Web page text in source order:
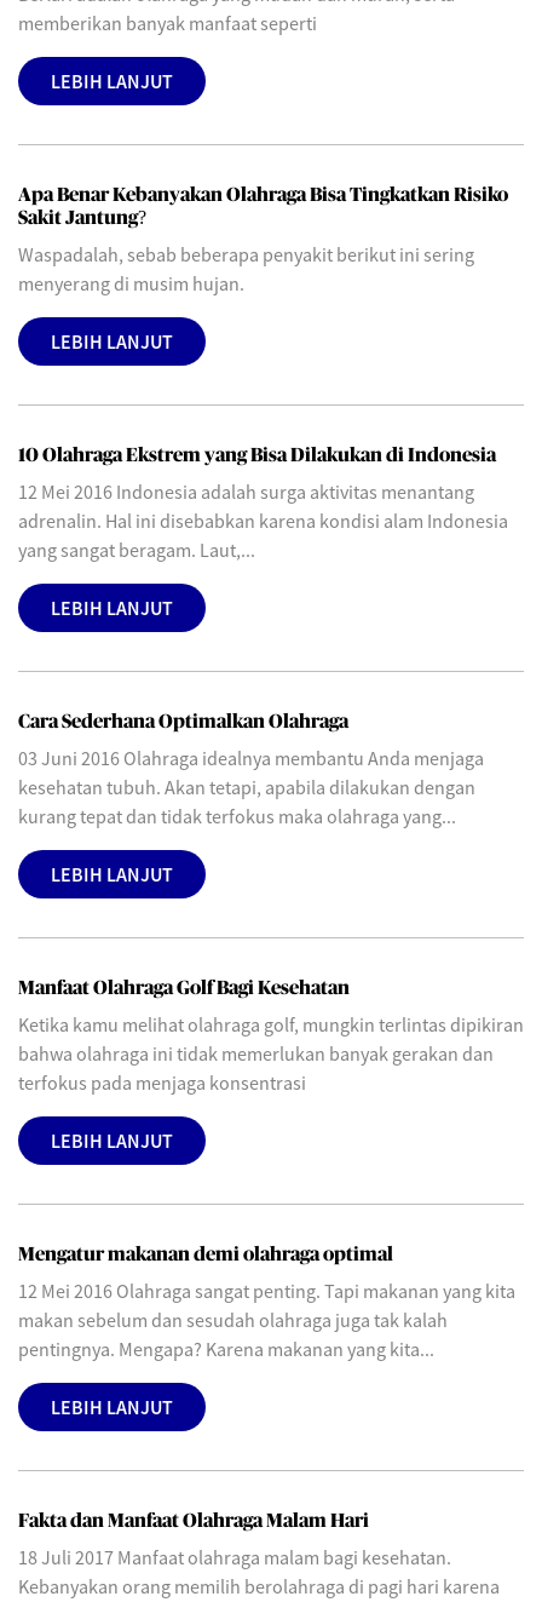
memberikan banyak manfaat seperti
LEBIH LANJUT
Apa Benar Kebanyakan Olahraga Bisa Tingkatkan Risiko
Sakit Jantung?
Waspadalah, sebab beberapa penyakit berikut ini sering
menyerang di musim hujan.
LEBIH LANJUT
10 Olahraga Ekstrem yang Bisa Dilakukan di Indonesia
12 Mei 2016 Indonesia adalah surga aktivitas menantang
adrenalin. Hal ini disebabkan karena kondisi alam Indonesia
yang sangat beragam. Laut,...
LEBIH LANJUT
Cara Sederhana Optimalkan Olahraga
03 Juni 2016 Olahraga idealnya membantu Anda menjaga
kesehatan tubuh. Akan tetapi, apabila dilakukan dengan
kurang tepat dan tidak terfokus maka olahraga yang...
LEBIH LANJUT
Manfaat Olahraga Golf Bagi Kesehatan
Ketika kamu melihat olahraga golf, mungkin terlintas dipikiran
bahwa olahraga ini tidak memerlukan banyak gerakan dan
terfokus pada menjaga konsentrasi
LEBIH LANJUT
Mengatur makanan demi olahraga optimal
12 Mei 2016 Olahraga sangat penting. Tapi makanan yang kita
makan sebelum dan sesudah olahraga juga tak kalah
pentingnya. Mengapa? Karena makanan yang kita...
LEBIH LANJUT
Fakta dan Manfaat Olahraga Malam Hari
18 Juli 2017 Manfaat olahraga malam bagi kesehatan.
Kebanyakan orang memilih berolahraga di pagi hari karena